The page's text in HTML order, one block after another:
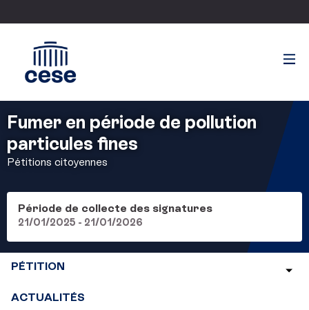
Fumer en période de pollution
particules fines
Pétitions citoyennes
Période de collecte des signatures
21/01/2025 - 21/01/2026
PÉTITION
ACTUALITÉS